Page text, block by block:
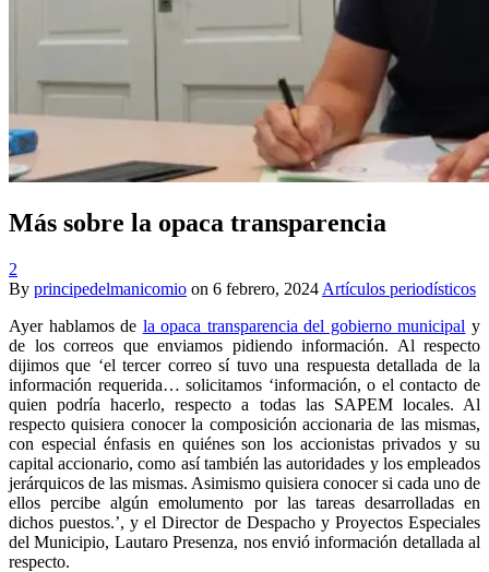
Más sobre la opaca transparencia
2
By principedelmanicomio on 6 febrero, 2024 Artículos periodísticos
Ayer hablamos de la opaca transparencia del gobierno municipal y
de los correos que enviamos pidiendo información. Al respecto
dijimos que ‘el tercer correo sí tuvo una respuesta detallada de la
información requerida… solicitamos ‘información, o el contacto de
quien podría hacerlo, respecto a todas las SAPEM locales. Al
respecto quisiera conocer la composición accionaria de las mismas,
con especial énfasis en quiénes son los accionistas privados y su
capital accionario, como así también las autoridades y los empleados
jerárquicos de las mismas. Asimismo quisiera conocer si cada uno de
ellos percibe algún emolumento por las tareas desarrolladas en
dichos puestos.’, y el Director de Despacho y Proyectos Especiales
del Municipio, Lautaro Presenza, nos envió información detallada al
respecto.